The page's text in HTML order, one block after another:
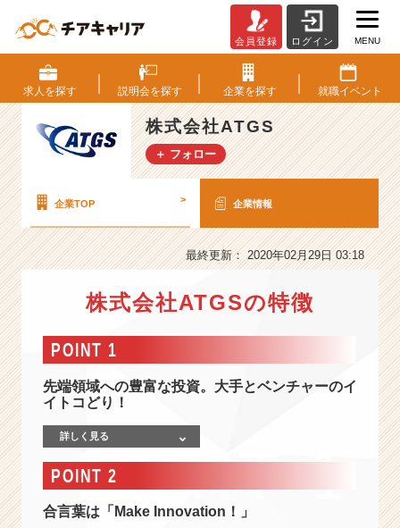
式
会
社
A
T
G
S
報
ウ
ラ
ブ
ビ
ク
タ，
会員登録 ログイン MENU
求人を探す 説明会を探す 企業を探す 就職イベント
株式会社ATGS
＋ フォロー
企業TOP > 企業情報
最終更新： 2020年02月29日 03:18
株式会社ATGSの特徴
POINT 1
先端領域への豊富な投資。大手とベンチャーのイ
イトコどり！
詳しく見る
POINT 2
合言葉は「Make Innovation！」